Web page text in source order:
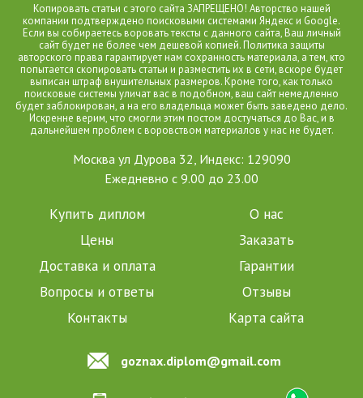
Копировать статьи с этого сайта ЗАПРЕЩЕНО! Авторство нашей
компании подтверждено поисковыми системами Яндекс и Google.
Если вы собираетесь воровать тексты с данного сайта, Ваш личный
сайт будет не более чем дешевой копией. Политика защиты
авторского права гарантирует нам сохранность материала, а тем, кто
попытается скопировать статьи и разместить их в сети, вскоре будет
выписан штраф внушительных размеров. Кроме того, как только
поисковые системы уличат вас в подобном, ваш сайт немедленно
будет заблокирован, а на его владельца может быть заведено дело.
Искренне верим, что смогли этим постом достучаться до Вас, и в
дальнейшем проблем с воровством материалов у нас не будет.
Москва ул Дурова 32, Индекс: 129090
Ежедневно с 9.00 до 23.00
Купить диплом
О нас
Цены
Заказать
Доставка и оплата
Гарантии
Вопросы и ответы
Отзывы
Контакты
Карта сайта
goznax.diplom@gmail.com